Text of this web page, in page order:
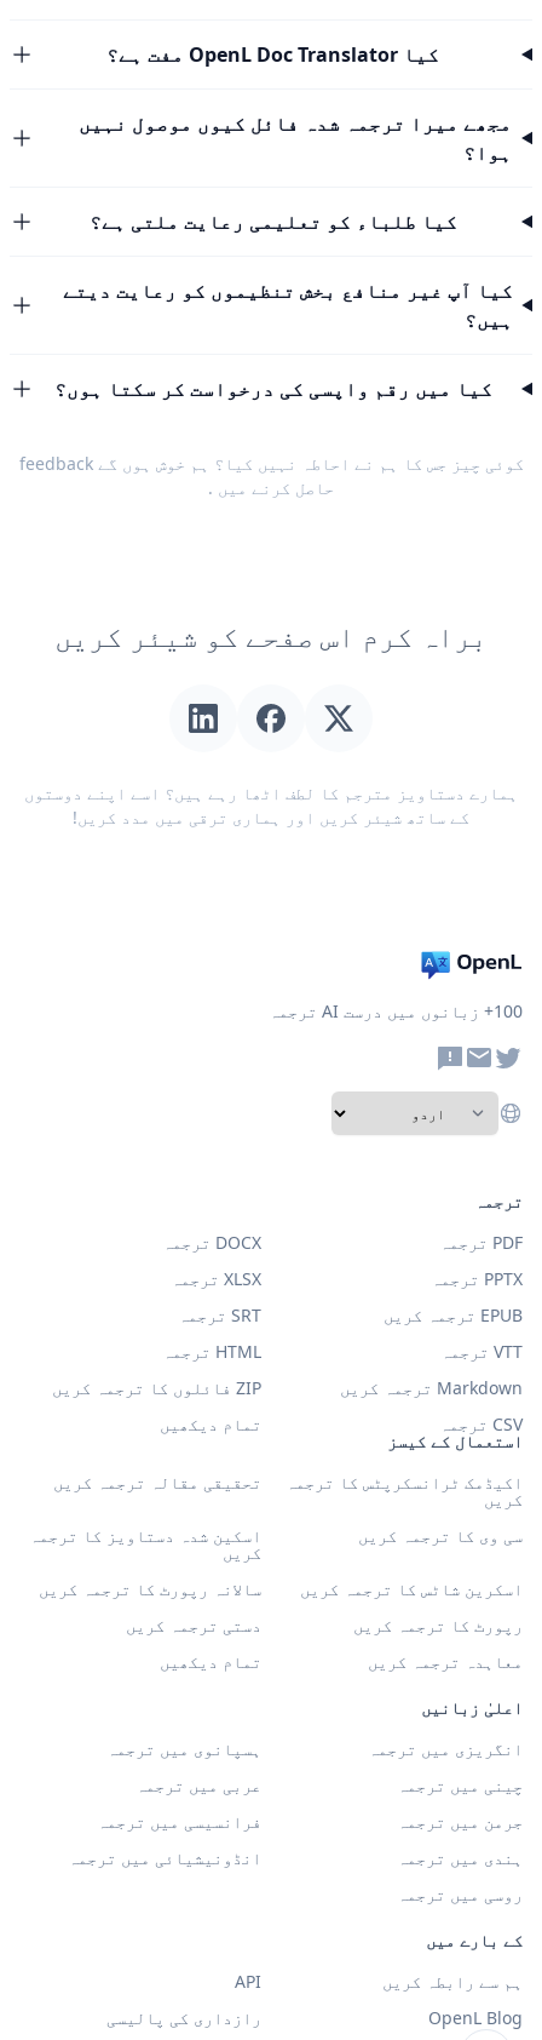
کیا OpenL Doc Translator مفت ہے؟
مجھے میرا ترجمہ شدہ فائل کیوں موصول نہیں
ہوا؟
کیا طلباء کو تعلیمی رعایت ملتی ہے؟
کیا آپ غیر منافع بخش تنظیموں کو رعایت دیتے
ہیں؟
کیا میں رقم واپسی کی درخواست کر سکتا ہوں؟
کوئی چیز جس کا ہم نے احاطہ نہیں کیا؟ ہم خوش ہوں گےfeedback
حاصل کرنے میں .
براہ کرم اس صفحے کو شیئر کریں
ہمارے دستاویز مترجم کا لطف اٹھا رہے ہیں؟ اسے اپنے دوستوں
کے ساتھ شیئر کریں اور ہماری ترقی میں مدد کریں!
100+ زبانوں میں درست AI ترجمہ
استعمال کے کیسز
اکیڈمک ٹرانسکرپٹس کا ترجمہ
کریں
تحقیقی مقالہ ترجمہ کریں
سی وی کا ترجمہ کریں اسکین شدہ دستاویز کا ترجمہ
کریں
اسکرین شاٹس کا ترجمہ کریں
سالانہ رپورٹ کا ترجمہ کریں
رپورٹ کا ترجمہ کریں
دستی ترجمہ کریں
معاہدہ ترجمہ کریں
تمام دیکھیں
اعلیٰ زبانیں
انگریزی میں ترجمہ
ہسپانوی میں ترجمہ
چینی میں ترجمہ
عربی میں ترجمہ
جرمن میں ترجمہ
فرانسیسی میں ترجمہ
ہندی میں ترجمہ
انڈونیشیائی میں ترجمہ
روسی میں ترجمہ
ترجمہ
PDF ترجمہ
DOCX ترجمہ
PPTX ترجمہ
XLSX ترجمہ
EPUB ترجمہ کریں
SRT ترجمہ
VTT ترجمہ
HTML ترجمہ
Markdown ترجمہ کریں
ZIP فائلوں کا ترجمہ کریں
CSV ترجمہ
تمام دیکھیں
کے بارے میں
ہم سے رابطہ کریں
API
OpenL Blog
رازداری کی پالیسی